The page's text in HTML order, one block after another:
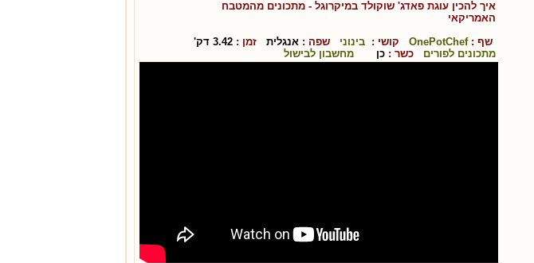
איך להכין עוגת פאדג' שוקולד במיקרוגל - מתכונים מהמטבח
האמריקאי
שף :OnePotChef קושי : בינוני שפה : אנגלית זמן : 3.42 דק'
מתכונים לפורים
כשר : כן מחשבון לבישול